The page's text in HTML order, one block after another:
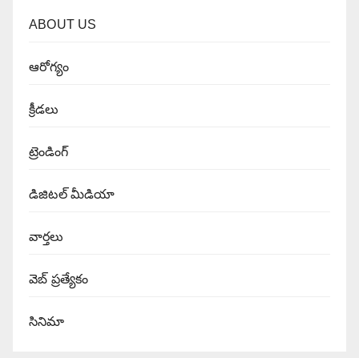
ABOUT US
ఆరోగ్యం
క్రీడలు
ట్రెండింగ్
డిజిటల్ మీడియా
వార్త‌లు
వెబ్ ప్రత్యేకం
సినిమా